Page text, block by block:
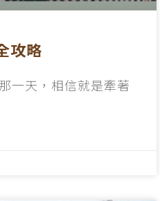
攻略
天，相信就是牽著